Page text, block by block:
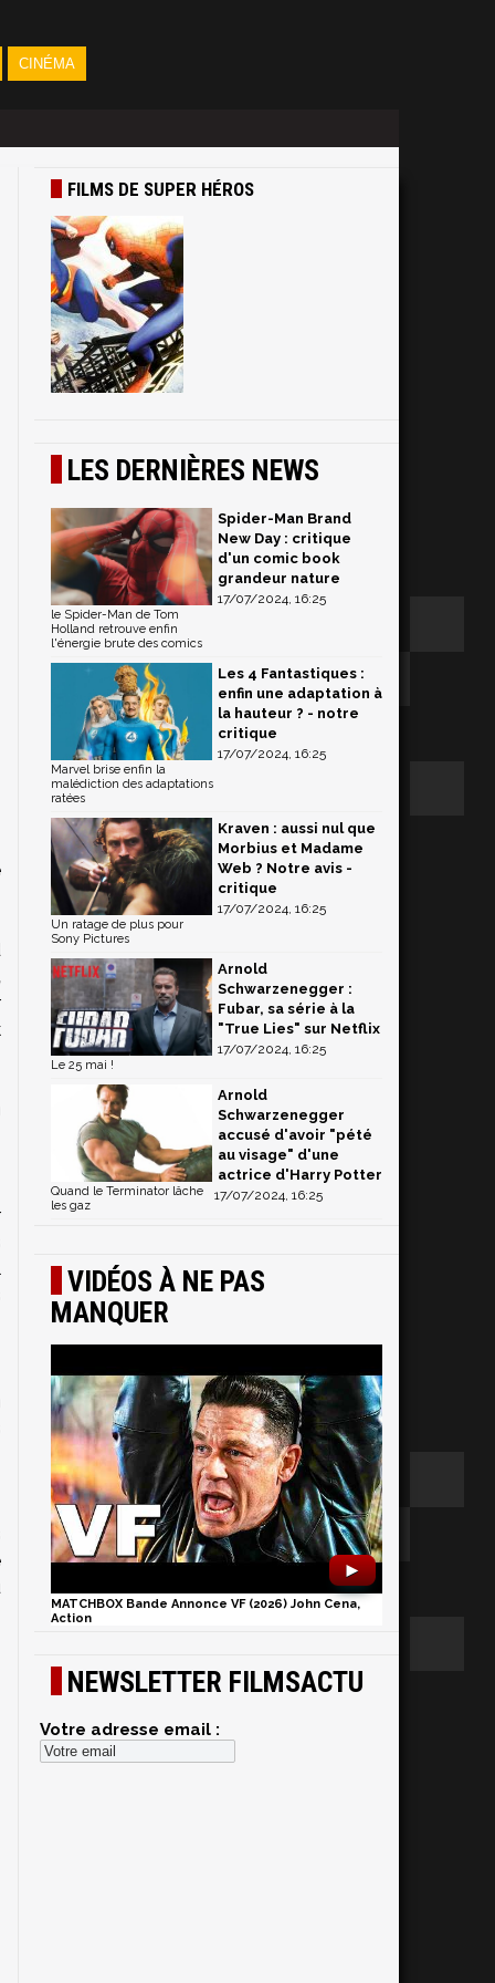
CINÉMA
FILMS DE SUPER HÉROS
LES DERNIÈRES NEWS
Spider-Man Brand
New Day : critique
d'un comic book
grandeur nature
17/07/2024, 16:25
le Spider-Man de Tom
Holland retrouve enfin
l'énergie brute des comics
Les 4 Fantastiques :
enfin une adaptation à
la hauteur ? - notre
critique
17/07/2024, 16:25
Marvel brise enfin la
malédiction des adaptations
ratées
Kraven : aussi nul que
Morbius et Madame
Web ? Notre avis -
critique
17/07/2024, 16:25
Un ratage de plus pour
Sony Pictures
Arnold
Schwarzenegger :
Fubar, sa série à la
"True Lies" sur Netflix
17/07/2024, 16:25
Le 25 mai !
Arnold
Schwarzenegger
accusé d'avoir "pété
au visage" d'une
actrice d'Harry Potter
17/07/2024, 16:25
Quand le Terminator lâche
les gaz
VIDÉOS À NE PAS
MANQUER
►
MATCHBOX Bande Annonce VF (2026) John Cena,
Action
NEWSLETTER FILMSACTU
Votre adresse email :